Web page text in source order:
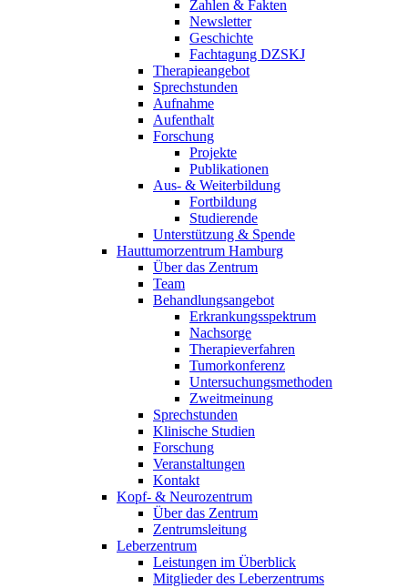
Zahlen & Fakten
Newsletter
Geschichte
Fachtagung DZSKJ
Therapieangebot
Sprechstunden
Aufnahme
Aufenthalt
Forschung
Projekte
Publikationen
Aus- & Weiterbildung
Fortbildung
Studierende
Unterstützung & Spende
Hauttumorzentrum Hamburg
Über das Zentrum
Team
Behandlungsangebot
Erkrankungsspektrum
Nachsorge
Therapieverfahren
Tumorkonferenz
Untersuchungsmethoden
Zweitmeinung
Sprechstunden
Klinische Studien
Forschung
Veranstaltungen
Kontakt
Kopf- & Neurozentrum
Über das Zentrum
Zentrumsleitung
Leberzentrum
Leistungen im Überblick
Mitglieder des Leberzentrums